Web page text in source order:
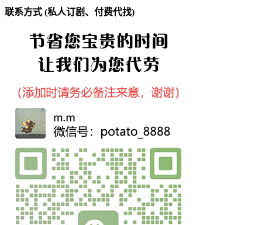
联系方式 (私人订剧、付费代找)